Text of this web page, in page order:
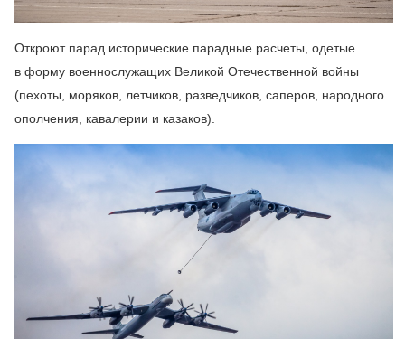
Откроют парад исторические парадные расчеты, одетые
в форму военнослужащих Великой Отечественной войны
(пехоты, моряков, летчиков, разведчиков, саперов, народного
ополчения, кавалерии и казаков).